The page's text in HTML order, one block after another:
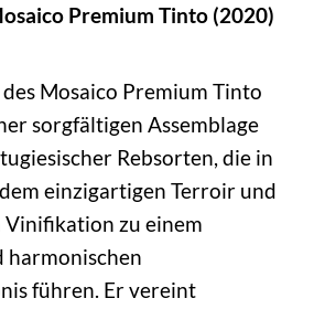
Premium Tinto (2020)
Mosaico Premium Tinto
sorgfältigen Assemblage
Rebsorten, die in
einzigartigen Terroir und
zu einem
harmonischen
führen. Er vereint